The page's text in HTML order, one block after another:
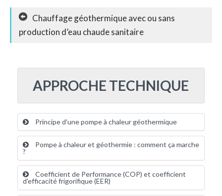
Chauffage géothermique avec ou sans
production d’eau chaude sanitaire
APPROCHE TECHNIQUE
Principe d'une pompe à chaleur géothermique
Pompe à chaleur et géothermie : comment ça marche
?
Coefficient de Performance (COP) et coefficient
d'efficacité frigorifique (EER)